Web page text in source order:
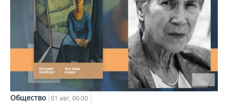
Общество 01 авг, 00:00